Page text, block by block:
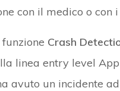
con il medico o
Crash
linea entry level
avuto un incidente